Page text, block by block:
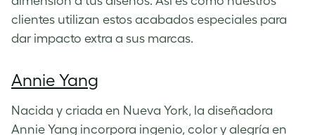
clientes utilizan estos acabados especiales para
dar impacto extra a sus marcas.
Annie Yang
Nacida y criada en Nueva York, la diseñadora
Annie Yang incorpora ingenio, color y alegría en